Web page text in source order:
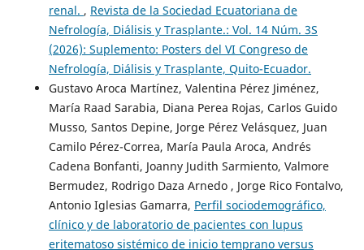
renal. , Revista de la Sociedad Ecuatoriana de
Nefrología, Diálisis y Trasplante.: Vol. 14 Núm. 3S
(2026): Suplemento: Posters del VI Congreso de
Nefrología, Diálisis y Trasplante, Quito-Ecuador.
Gustavo Aroca Martínez, Valentina Pérez Jiménez,
María Raad Sarabia, Diana Perea Rojas, Carlos Guido
Musso, Santos Depine, Jorge Pérez Velásquez, Juan
Camilo Pérez-Correa, María Paula Aroca, Andrés
Cadena Bonfanti, Joanny Judith Sarmiento, Valmore
Bermudez, Rodrigo Daza Arnedo , Jorge Rico Fontalvo,
Antonio Iglesias Gamarra, Perfil sociodemográfico,
clínico y de laboratorio de pacientes con lupus
eritematoso sistémico de inicio temprano versus